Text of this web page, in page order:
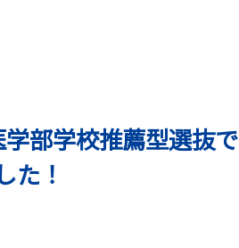
部学校推薦型選抜で
た！